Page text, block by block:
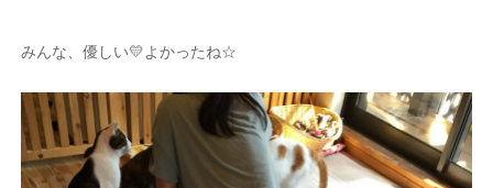
みんな、優しい💛よかったね☆